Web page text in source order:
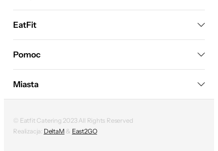
EatFit
Pomoc
© Eatfit Catering 2023 All Rights Reserved
Realizacja: DeltaM & East2GO
Miasta